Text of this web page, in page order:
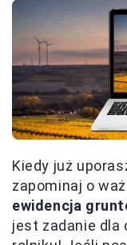
Kiedy już
zapominaj o
ewidencja
jest zadanie dla